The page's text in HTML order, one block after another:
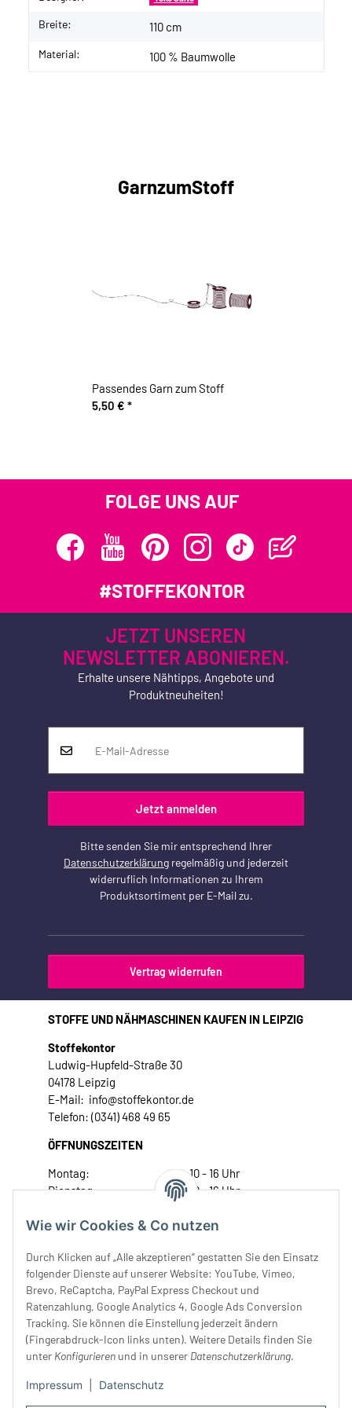
Wie wir Cookies & Co nutzen
Durch Klicken auf „Alle akzeptieren“ gestatten Sie den Einsatz
folgender Dienste auf unserer Website: YouTube, Vimeo,
Brevo, ReCaptcha, PayPal Express Checkout und
Ratenzahlung, Google Analytics 4, Google Ads Conversion
Tracking. Sie können die Einstellung jederzeit ändern
(Fingerabdruck-Icon links unten). Weitere Details finden Sie
unter Konfigurieren und in unserer Datenschutzerklärung.
Impressum Datenschutz
Breite: 110 cm
Material: 100 % Baumwolle
GarnzumStoff
Passendes Garn zum Stoff
5,50 € *
FOLGE UNS AUF
#STOFFEKONTOR
JETZT UNSEREN
NEWSLETTER ABONIEREN.
Erhalte unsere Nähtipps, Angebote und
Produktneuheiten!
Jetzt anmelden
Bitte senden Sie mir entsprechend Ihrer
Datenschutzerklärung regelmäßig und jederzeit
widerruflich Informationen zu Ihrem
Produktsortiment per E-Mail zu.
Vertrag widerrufen
STOFFE UND NÄHMASCHINEN KAUFEN IN LEIPZIG
Stoffekontor
Ludwig-Hupfeld-Straße 30
04178 Leipzig
E-Mail: info@stoffekontor.de
Telefon: (0341) 468 49 65
ÖFFNUNGSZEITEN
Montag:
10 - 16 Uhr
Dienstag:
10 - 16 Uhr
Donnerstag:
10 - 18 Uhr
Samstag:
10 - 14 Uhr
Unser Service
Rechtliches